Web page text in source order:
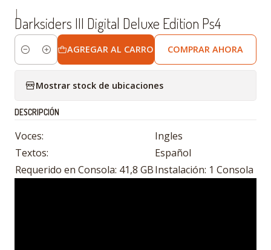
|
Darksiders III Digital Deluxe Edition Ps4
Cantidad
AGREGAR AL CARRO COMPRAR AHORA
Mostrar stock de ubicaciones
DESCRIPCIÓN
Voces:
Ingles
Textos:
Español
Requerido en Consola: 41,8 GBInstalación: 1 Consola